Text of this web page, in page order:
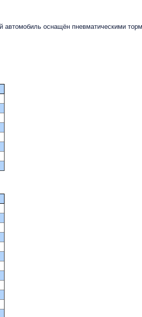
автомобиль оснащён пневматическими